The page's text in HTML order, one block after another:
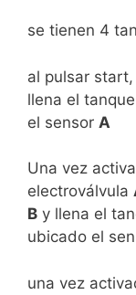
se tienen 4
al pulsar
llena el tanque
el sensor A
Una vez
electroválvula
B y llena el
ubicado el
una vez